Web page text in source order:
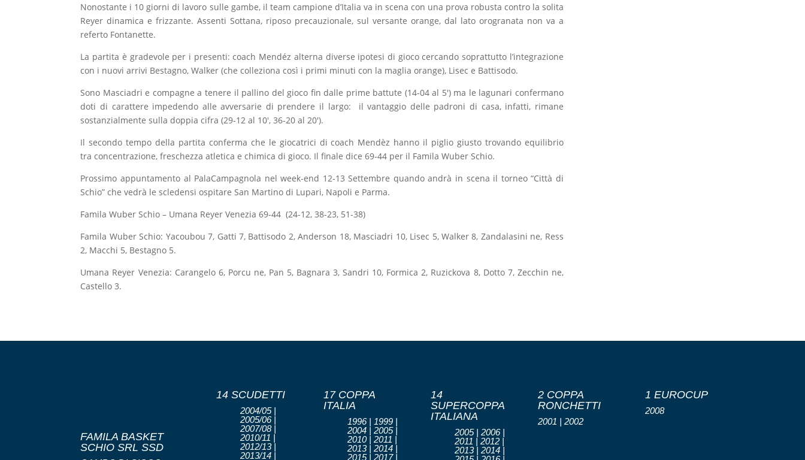
Nonostante i 10 giorni di lavoro sulle gambe, il team campione d’Italia va in scena con una prova robusta contro la solita
Reyer dinamica e frizzante. Assenti Sottana, riposo precauzionale, sul versante orange, dal lato orogranata non va a
referto Fontanette.
La partita è gradevole per i presenti: coach Mendéz alterna diverse ipotesi di gioco cercando soprattutto l’integrazione
con i nuovi arrivi Bestagno, Walker (che colleziona così i primi minuti con la maglia orange), Lisec e Battisodo.
Sono Masciadri e compagne a tenere il pallino del gioco fin dalle prime battute (14-04 al 5′) ma le lagunari confermano
doti di carattere impedendo alle avversarie di prendere il largo: il vantaggio delle padroni di casa, infatti, rimane
sostanzialmente sulla doppia cifra (29-12 al 10′, 36-20 al 20′).
Il secondo tempo della partita conferma che le giocatrici di coach Mendèz hanno il piglio giusto trovando equilibrio
tra concentrazione, freschezza atletica e chimica di gioco. Il finale dice 69-44 per il Famila Wuber Schio.
Prossimo appuntamento al PalaCampagnola nel week-end 12-13 Settembre quando andrà in scena il torneo “Città di
Schio” che vedrà le scledensi ospitare San Martino di Lupari, Napoli e Parma.
Famila Wuber Schio – Umana Reyer Venezia 69-44 (24-12, 38-23, 51-38)
Famila Wuber Schio: Yacoubou 7, Gatti 7, Battisodo 2, Anderson 18, Masciadri 10, Lisec 5, Walker 8, Zandalasini ne, Ress
2, Macchi 5, Bestagno 5.
Umana Reyer Venezia: Carangelo 6, Porcu ne, Pan 5, Bagnara 3, Sandri 10, Formica 2, Ruzickova 8, Dotto 7, Zecchin ne,
Castello 3.
FAMILA BASKET
SCHIO SRL SSD
14 SCUDETTI
2004/05 |
2005/06 |
2007/08 |
2010/11 |
2012/13 |
2013/14 |
17 COPPA
ITALIA
1996 | 1999 |
2004 | 2005 |
2010 | 2011 |
2013 | 2014 |
2015 | 2017 |
14
SUPERCOPPA
ITALIANA
2005 | 2006 |
2011 | 2012 |
2013 | 2014 |
2 COPPA
RONCHETTI
2001 | 2002
1 EUROCUP
2008